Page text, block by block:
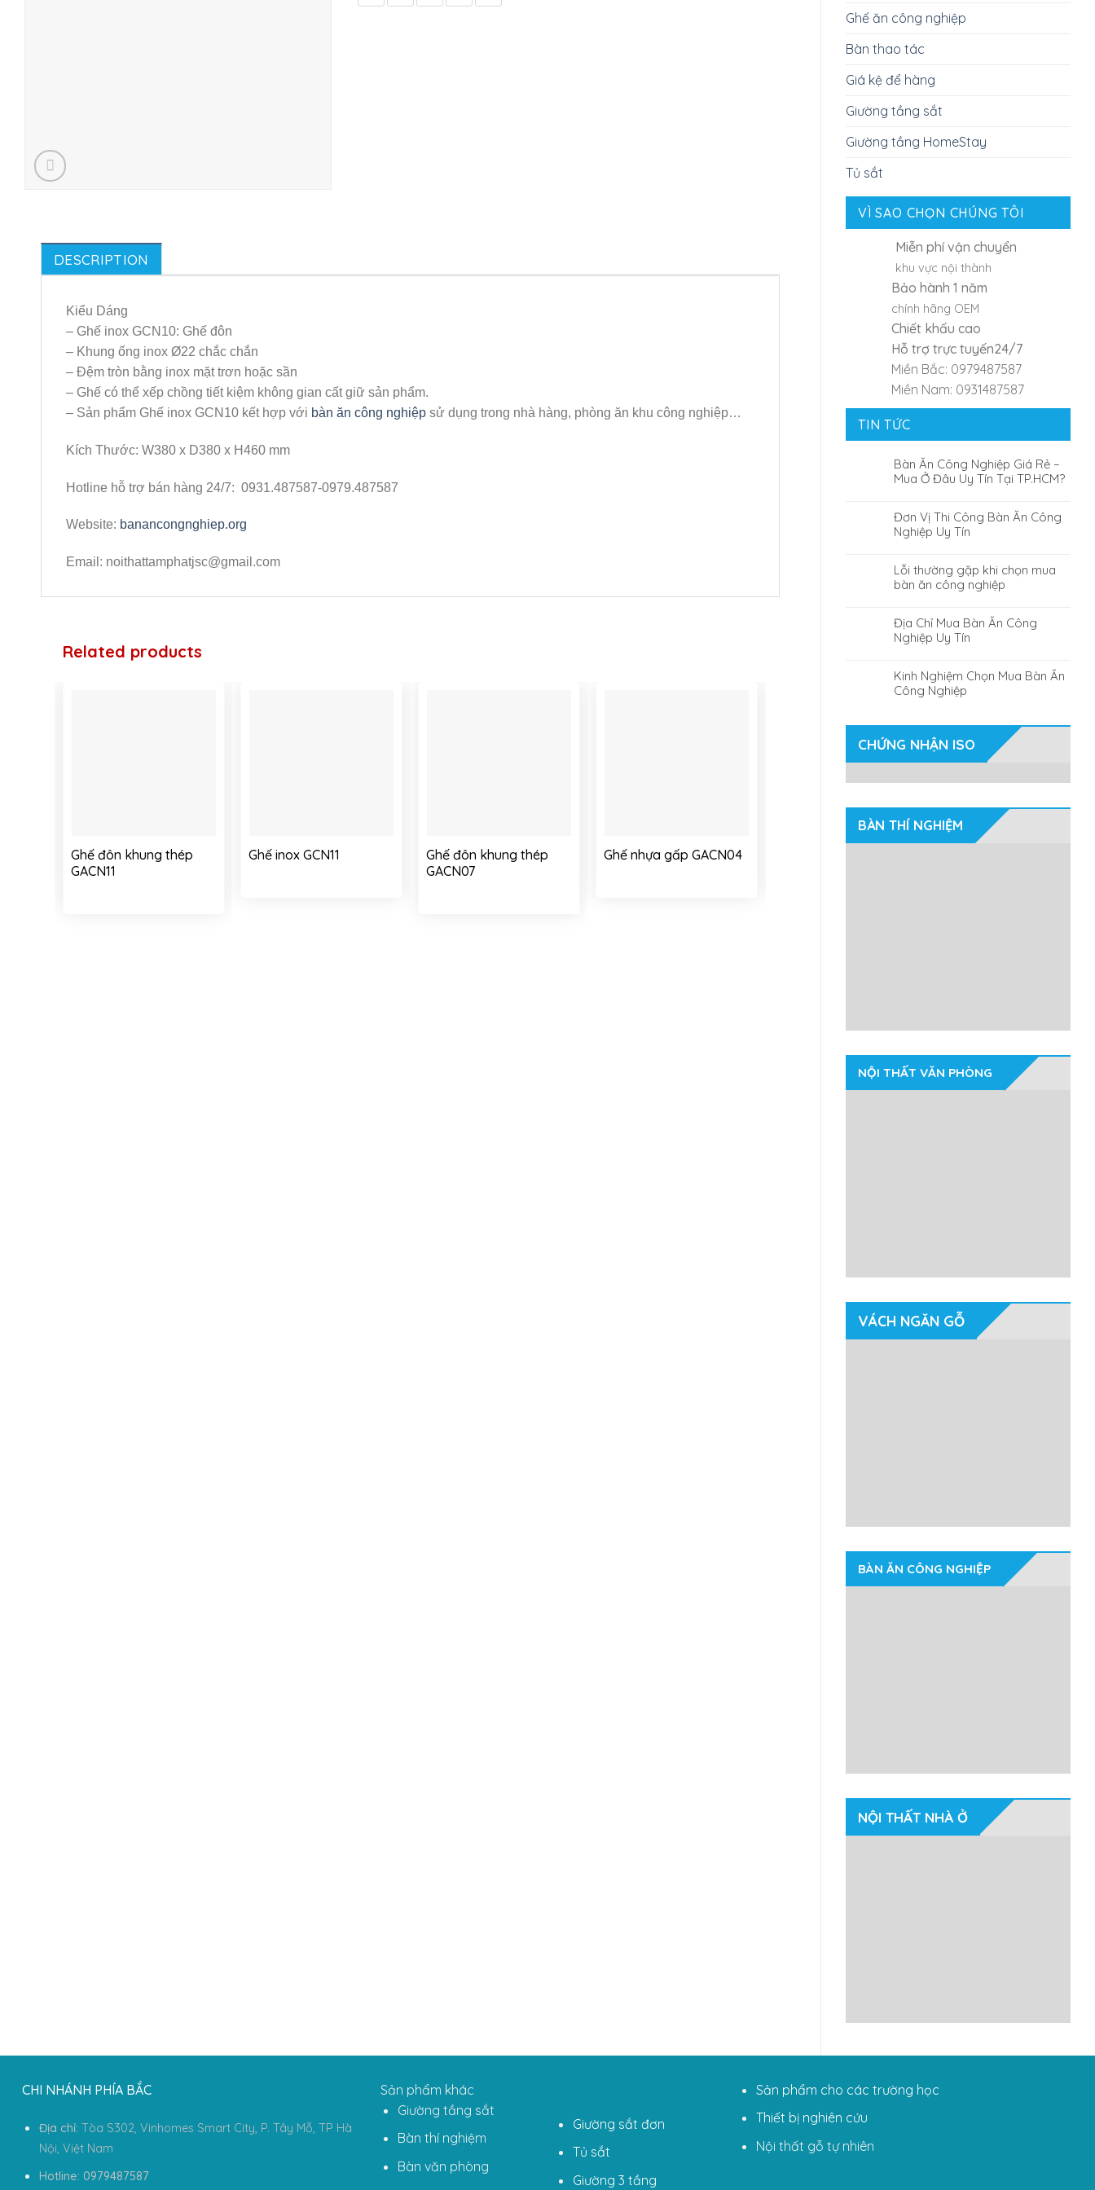
Ghế ăn công nghiệp
Bàn thao tác
Giá kệ để hàng
Giường tầng sắt
Giường tầng HomeStay
Tủ sắt
VÌ SAO CHỌN CHÚNG TÔI
Miễn phí vận chuyển
khu vực nội thành
Bảo hành 1 năm
chính hãng OEM
Chiết khấu cao
Hỗ trợ trực tuyến24/7
Miền Bắc: 0979487587
Miền Nam: 0931487587
TIN TỨC
Bàn Ăn Công Nghiệp Giá Rẻ –
Mua Ở Đâu Uy Tín Tại TP.HCM?
Đơn Vị Thi Công Bàn Ăn Công
Nghiệp Uy Tín
Lỗi thường gặp khi chọn mua
bàn ăn công nghiệp
Địa Chỉ Mua Bàn Ăn Công
Nghiệp Uy Tín
Kinh Nghiệm Chọn Mua Bàn Ăn
Công Nghiệp
CHỨNG NHẬN ISO
BÀN THÍ NGHIỆM
NỘI THẤT VĂN PHÒNG
VÁCH NGĂN GỖ
BÀN ĂN CÔNG NGHIỆP
NỘI THẤT NHÀ Ở
DESCRIPTION
Kiểu Dáng
– Ghế inox GCN10: Ghế đôn
– Khung ống inox Ø22 chắc chắn
– Đệm tròn bằng inox mặt trơn hoặc sần
– Ghế có thể xếp chồng tiết kiệm không gian cất giữ sản phẩm.
– Sản phẩm Ghế inox GCN10 kết hợp với bàn ăn công nghiệp sử dụng trong nhà hàng, phòng ăn khu công nghiệp…
Kích Thước: W380 x D380 x H460 mm
Hotline hỗ trợ bán hàng 24/7: 0931.487587-0979.487587
Website: banancongnghiep.org
Email: noithattamphatjsc@gmail.com
Related products
Ghế đôn khung thép
GACN11
Ghế inox GCN11
Ghế đôn khung thép
GACN07
Ghế nhựa gấp GACN04
wishlist
CHI NHÁNH PHÍA BẮC
Địa chỉ: Tòa S302, Vinhomes Smart City, P. Tây Mỗ, TP Hà
Nội, Việt Nam
Hotline: 0979487587
Sản phẩm khác
Giường tầng sắt
Bàn thí nghiệm
Bàn văn phòng
Giường sắt đơn
Tủ sắt
Giường 3 tầng
Sản phẩm cho các trường học
Thiết bị nghiên cứu
Nội thất gỗ tự nhiên